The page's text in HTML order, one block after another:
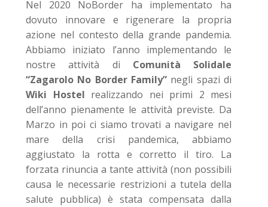
Nel 2020 NoBorder ha implementato ha
dovuto innovare e rigenerare la propria
azione nel contesto della grande pandemia.
Abbiamo iniziato l’anno implementando le
nostre attività di Comunità Solidale
“Zagarolo No Border Family” negli spazi di
Wiki Hostel realizzando nei primi 2 mesi
dell’anno pienamente le attività previste. Da
Marzo in poi ci siamo trovati a navigare nel
mare della crisi pandemica, abbiamo
aggiustato la rotta e corretto il tiro. La
forzata rinuncia a tante attività (non possibili
causa le necessarie restrizioni a tutela della
salute pubblica) è stata compensata dalla